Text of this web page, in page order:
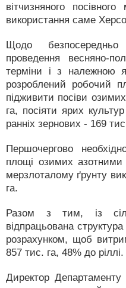
вітчизняного
використання саме
Щодо
проведення весняно-
терміни і з належною
розроблений робочий
підживити посіви
га, посіяти ярих
ранніх зернових - 169
Першочергово
площі озимих
мерзлоталому ґрунту
га.
Разом з тим, із
відпрацьована
розрахунком, щоб
857 тис. га, 48% до ріллі.
Директор